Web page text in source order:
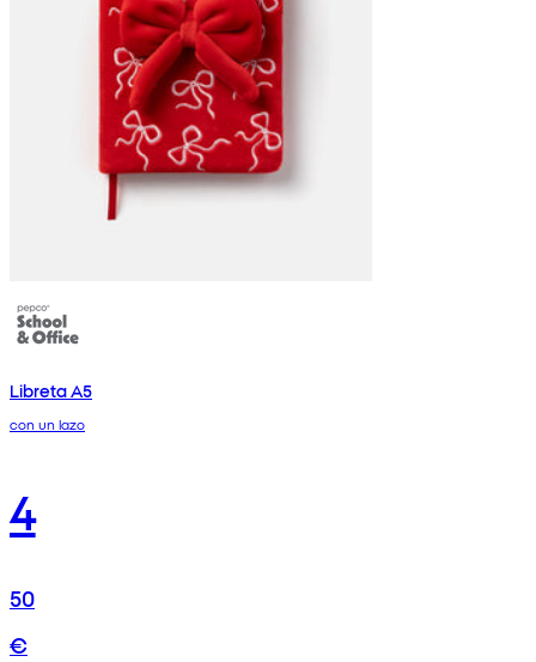
Libreta A5
con un lazo
4
50
€